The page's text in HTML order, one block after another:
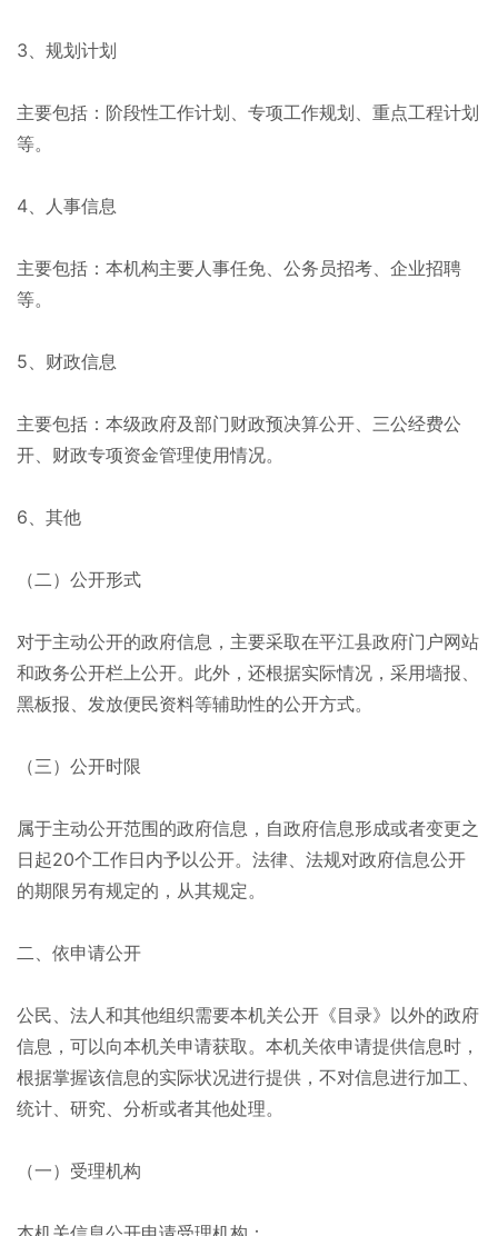
3、规划计划
主要包括：阶段性工作计划、专项工作规划、重点工程计划
等。
4、人事信息
主要包括：本机构主要人事任免、公务员招考、企业招聘
等。
5、财政信息
主要包括：本级政府及部门财政预决算公开、三公经费公
开、财政专项资金管理使用情况。
6、其他
（二）公开形式
对于主动公开的政府信息，主要采取在平江县政府门户网站
和政务公开栏上公开。此外，还根据实际情况，采用墙报、
黑板报、发放便民资料等辅助性的公开方式。
（三）公开时限
属于主动公开范围的政府信息，自政府信息形成或者变更之
日起20个工作日内予以公开。法律、法规对政府信息公开
的期限另有规定的，从其规定。
二、依申请公开
公民、法人和其他组织需要本机关公开《目录》以外的政府
信息，可以向本机关申请获取。本机关依申请提供信息时，
根据掌握该信息的实际状况进行提供，不对信息进行加工、
统计、研究、分析或者其他处理。
（一）受理机构